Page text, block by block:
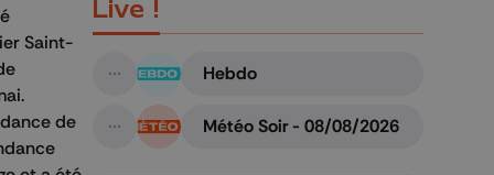
Saint-
de
Live !
A suivre
Hebdo
A suivre
Météo Soir - 08/08/2026